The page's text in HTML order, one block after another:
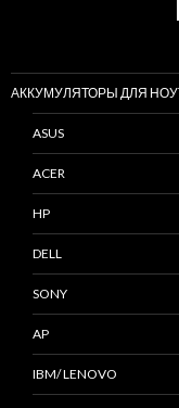
АККУМУЛЯТОРЫ ДЛЯ
ASUS
ACER
HP
DELL
SONY
AP
IBM/ LENOVO